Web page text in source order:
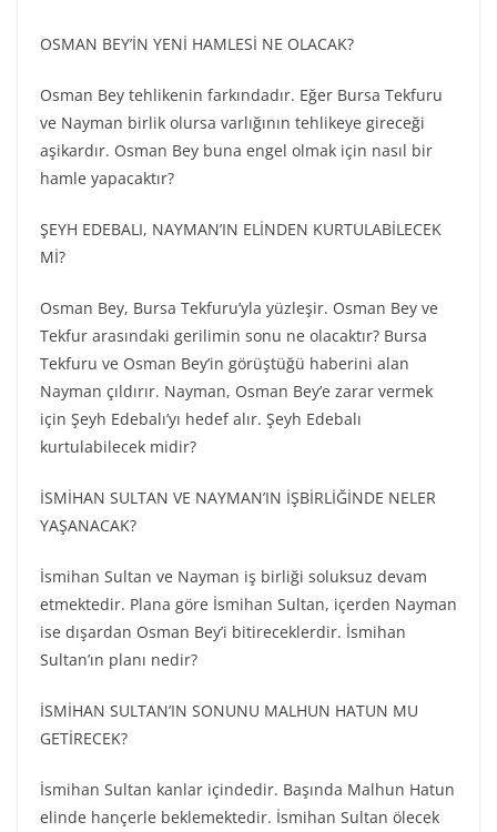
OSMAN BEY’İN YENİ HAMLESİ NE OLACAK?
Osman Bey tehlikenin farkındadır. Eğer Bursa Tekfuru
ve Nayman birlik olursa varlığının tehlikeye gireceği
aşikardır. Osman Bey buna engel olmak için nasıl bir
hamle yapacaktır?
ŞEYH EDEBALI, NAYMAN’IN ELİNDEN KURTULABİLECEK
Mİ?
Osman Bey, Bursa Tekfuru’yla yüzleşir. Osman Bey ve
Tekfur arasındaki gerilimin sonu ne olacaktır? Bursa
Tekfuru ve Osman Bey’in görüştüğü haberini alan
Nayman çıldırır. Nayman, Osman Bey’e zarar vermek
için Şeyh Edebalı’yı hedef alır. Şeyh Edebalı
kurtulabilecek midir?
İSMİHAN SULTAN VE NAYMAN’IN İŞBİRLİĞİNDE NELER
YAŞANACAK?
İsmihan Sultan ve Nayman iş birliği soluksuz devam
etmektedir. Plana göre İsmihan Sultan, içerden Nayman
ise dışardan Osman Bey’i bitireceklerdir. İsmihan
Sultan’ın planı nedir?
İSMİHAN SULTAN’IN SONUNU MALHUN HATUN MU
GETİRECEK?
İsmihan Sultan kanlar içindedir. Başında Malhun Hatun
elinde hançerle beklemektedir. İsmihan Sultan ölecek